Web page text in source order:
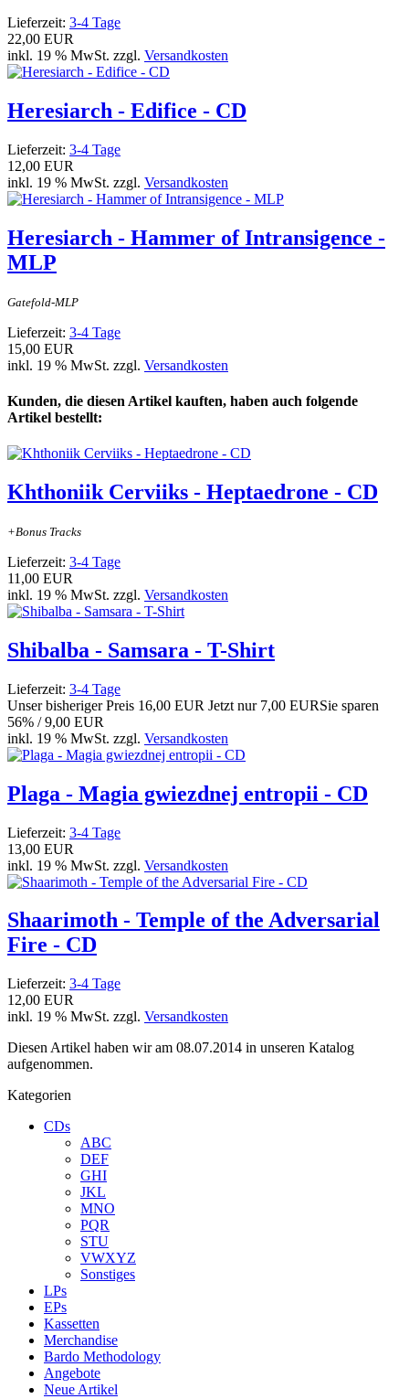
Lieferzeit: 3-4 Tage
22,00 EUR
inkl. 19 % MwSt. zzgl. Versandkosten
Heresiarch - Edifice - CD
Lieferzeit: 3-4 Tage
12,00 EUR
inkl. 19 % MwSt. zzgl. Versandkosten
Heresiarch - Hammer of Intransigence -
MLP
Gatefold-MLP
Lieferzeit: 3-4 Tage
15,00 EUR
inkl. 19 % MwSt. zzgl. Versandkosten
Kunden, die diesen Artikel kauften, haben auch folgende
Artikel bestellt:
Khthoniik Cerviiks - Heptaedrone - CD
+Bonus Tracks
Lieferzeit: 3-4 Tage
11,00 EUR
inkl. 19 % MwSt. zzgl. Versandkosten
Shibalba - Samsara - T-Shirt
Lieferzeit: 3-4 Tage
Unser bisheriger Preis 16,00 EUR Jetzt nur 7,00 EURSie sparen
56% / 9,00 EUR
inkl. 19 % MwSt. zzgl. Versandkosten
Plaga - Magia gwiezdnej entropii - CD
Lieferzeit: 3-4 Tage
13,00 EUR
inkl. 19 % MwSt. zzgl. Versandkosten
Shaarimoth - Temple of the Adversarial
Fire - CD
Lieferzeit: 3-4 Tage
12,00 EUR
inkl. 19 % MwSt. zzgl. Versandkosten
Diesen Artikel haben wir am 08.07.2014 in unseren Katalog
aufgenommen.
Kategorien
CDs
ABC
DEF
GHI
JKL
MNO
PQR
STU
VWXYZ
Sonstiges
LPs
EPs
Kassetten
Merchandise
Bardo Methodology
Angebote
Neue Artikel